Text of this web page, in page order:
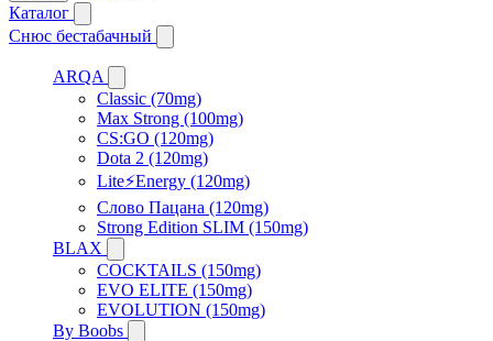
Каталог
Снюс бестабачный
ARQA
Classic (70mg)
Max Strong (100mg)
CS:GO (120mg)
Dota 2 (120mg)
Lite⚡Energy (120mg)
Слово Пацана (120mg)
Strong Edition SLIM (150mg)
BLAX
COCKTAILS (150mg)
EVO ELITE (150mg)
EVOLUTION (150mg)
By Boobs